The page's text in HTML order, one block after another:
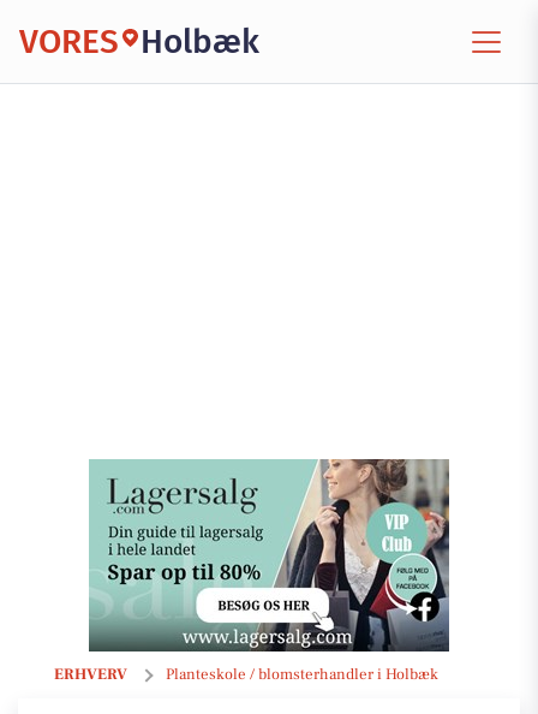
VORES Holbæk
ERHVERV Planteskole / blomsterhandler i Holbæk
NB Planter Engros ApS